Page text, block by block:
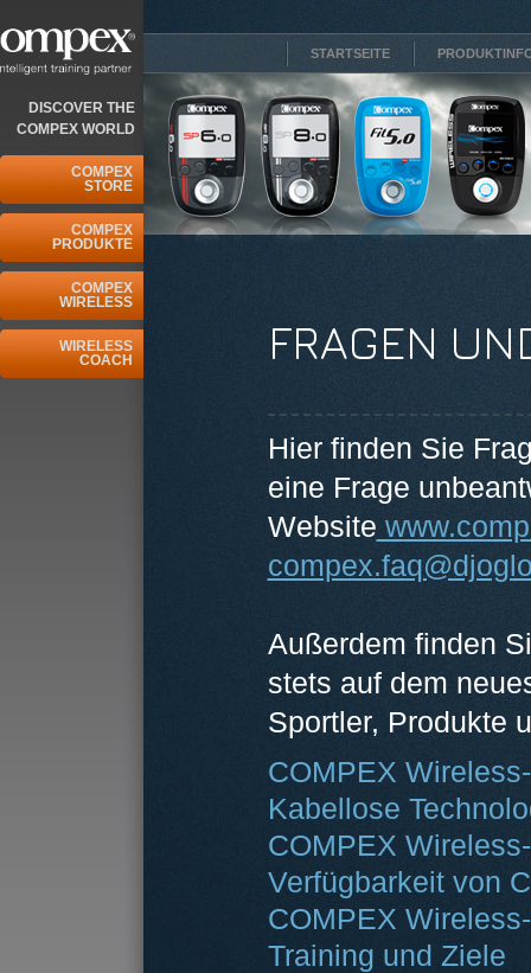
DISCOVER THE
COMPEX WORLD
COMPEX
STORE
COMPEX
PRODUKTE
COMPEX
WIRELESS
WIRELESS
COACH
STARTSEITE
FRAGEN
Hier finden Sie
eine Frage
Website
Außerdem finden
stets auf dem
Sportler, Produkte
COMPEX
Kabellose
COMPEX
Verfügbarkeit von
COMPEX
Training und Ziele